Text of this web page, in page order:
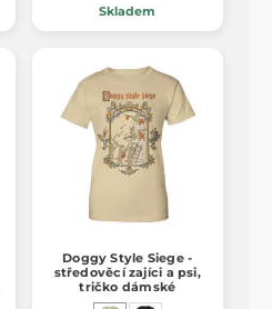
Skladem
Doggy Style Siege -
středověcí zajíci a psi,
tričko dámské